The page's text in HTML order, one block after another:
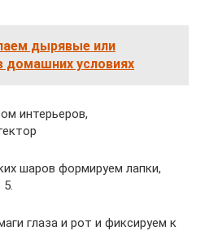
дырявые или
условиях
интерьеров,
шаров формируем лапки,
глаза и рот и фиксируем к